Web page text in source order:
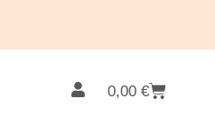
0,00 €